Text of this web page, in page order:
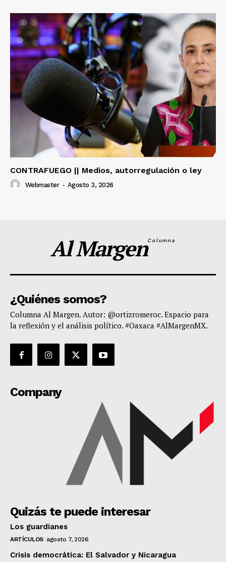
CONTRAFUEGO || Medios, autorregulación o ley
Webmaster - Agosto 3, 2026
Al MargenColumna
¿Quiénes somos?
Columna Al Margen. Autor: @ortizromeroc. Espacio para
la reflexión y el análisis político. #Oaxaca #AlMargenMX.
Company
Quizás te puede interesar
Los guardianes
ARTÍCULOS agosto 7, 2026
Crisis democrática: El Salvador y Nicaragua